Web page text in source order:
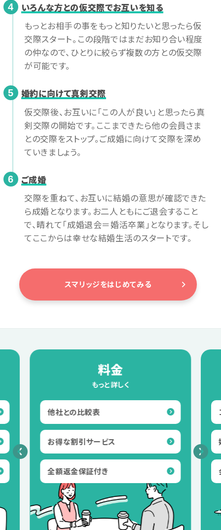
4
いろんな方との仮交際でお互いを知る
もっとお相手の事をもっと知りたいと思ったら仮
交際スタート。この段階ではまだお知り合い程度
の仲なので、ひとりに絞らず複数の方との仮交際
が可能です。
5
婚約に向けて真剣交際
仮交際後、お互いに「この人が良い」と思ったら真
剣交際の開始です。ここまできたら他の会員さま
との交際をストップ。ご成婚に向けて交際を深め
ていきましょう。
6
ご成婚
交際を重ねて、お互いに結婚の意思が確認できた
ら成婚となります。お二人ともにご退会すること
で、晴れて「成婚退会＝婚活卒業」となります。そし
てここからは幸せな結婚生活のスタートです。
スマリッジをはじめてみる
料金
もっと詳しく
他社との比較表
お得な割引サービス
全額返金保証付き